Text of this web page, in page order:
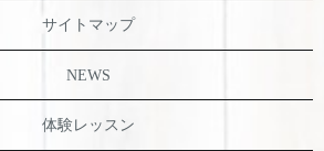
サイトマップ
NEWS
体験レッスン